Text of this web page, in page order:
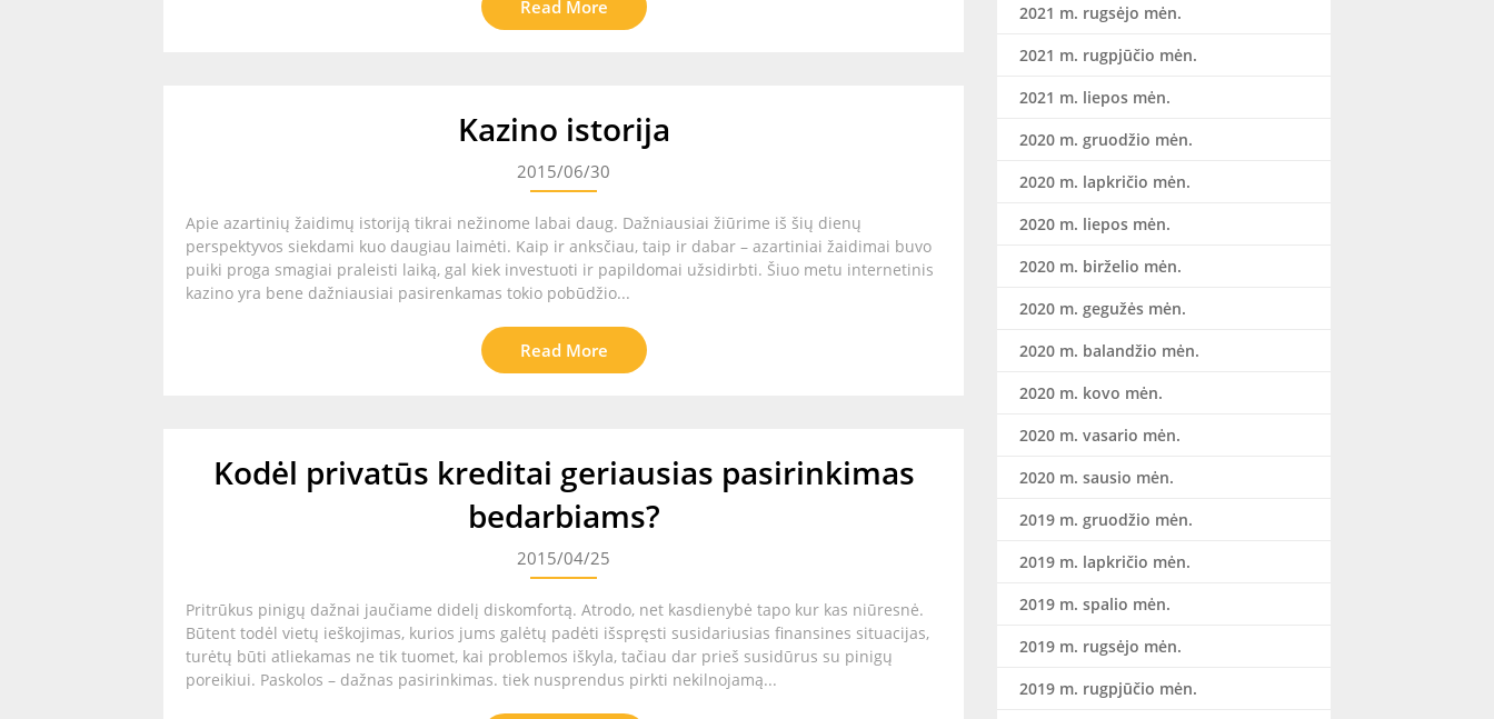
Read More
Kazino istorija
2015/06/30
Apie azartinių žaidimų istoriją tikrai nežinome labai daug. Dažniausiai žiūrime iš šių dienų
perspektyvos siekdami kuo daugiau laimėti. Kaip ir anksčiau, taip ir dabar – azartiniai žaidimai buvo
puiki proga smagiai praleisti laiką, gal kiek investuoti ir papildomai užsidirbti. Šiuo metu internetinis
kazino yra bene dažniausiai pasirenkamas tokio pobūdžio...
Read More
Kodėl privatūs kreditai geriausias pasirinkimas
bedarbiams?
2015/04/25
Pritrūkus pinigų dažnai jaučiame didelį diskomfortą. Atrodo, net kasdienybė tapo kur kas niūresnė.
Būtent todėl vietų ieškojimas, kurios jums galėtų padėti išspręsti susidariusias finansines situacijas,
turėtų būti atliekamas ne tik tuomet, kai problemos iškyla, tačiau dar prieš susidūrus su pinigų
poreikiui. Paskolos – dažnas pasirinkimas. tiek nusprendus pirkti nekilnojamą...
2021 m. rugsėjo mėn.
2021 m. rugpjūčio mėn.
2021 m. liepos mėn.
2020 m. gruodžio mėn.
2020 m. lapkričio mėn.
2020 m. liepos mėn.
2020 m. birželio mėn.
2020 m. gegužės mėn.
2020 m. balandžio mėn.
2020 m. kovo mėn.
2020 m. vasario mėn.
2020 m. sausio mėn.
2019 m. gruodžio mėn.
2019 m. lapkričio mėn.
2019 m. spalio mėn.
2019 m. rugsėjo mėn.
2019 m. rugpjūčio mėn.